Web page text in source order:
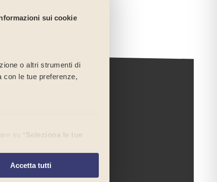
sui cookie
o altri strumenti di
le tue preferenze,
su “Seleziona le tue
Accetta tutti